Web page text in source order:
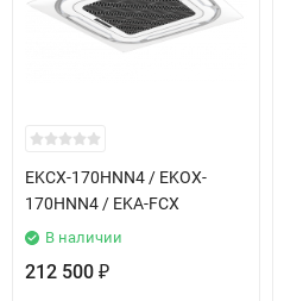
EKCX-170HNN4 / EKOX-
170HNN4 / EKA-FCX
В наличии
212 500 ₽